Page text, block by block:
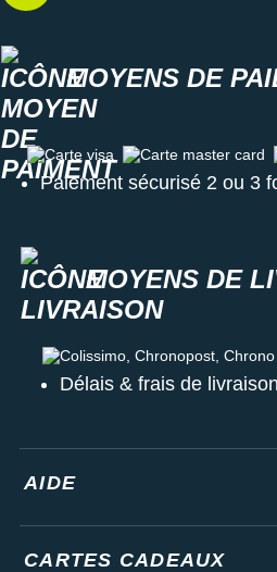
MOYENS DE
Carte visa Carte master card
Paiement sécurisé 2 ou 3
MOYENS DE
Colissimo, Chronopost, Chrono
Délais & frais de livraison
AIDE
CARTES CADEAUX